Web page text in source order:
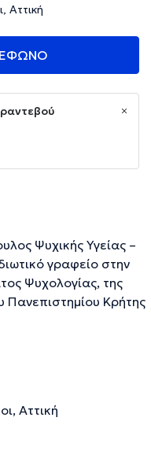
Αττική
Ψυχικής Υγείας –
γραφείο στην
Ψυχολογίας, της
Πανεπιστημίου Κρήτης
Ομάδας και
Σεμιναριακών
Ψυχοθεραπεία
φορείς (Ελληνική
Αττική